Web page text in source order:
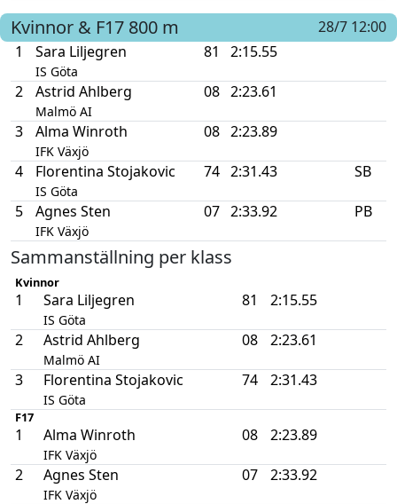
Kvinnor & F17 800 m
28/7 12:00
1
Sara Liljegren
IS Göta
81 2:15.55
2 Astrid Ahlberg
Malmö AI
08 2:23.61
3 Alma Winroth
IFK Växjö
08 2:23.89
4 Florentina Stojakovic
IS Göta
74 2:31.43 SB
5 Agnes Sten
IFK Växjö
07 2:33.92 PB
Sammanställning per klass
Kvinnor
1 Sara Liljegren
IS Göta
81 2:15.55
2 Astrid Ahlberg
Malmö AI
08 2:23.61
3 Florentina Stojakovic
IS Göta
74 2:31.43
F17
1 Alma Winroth
IFK Växjö
08 2:23.89
2 Agnes Sten
IFK Växjö
07 2:33.92